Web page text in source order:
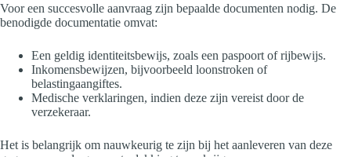
Voor een succesvolle aanvraag zijn bepaalde documenten nodig. De
benodigde documentatie omvat:
Een geldig identiteitsbewijs, zoals een paspoort of rijbewijs.
Inkomensbewijzen, bijvoorbeeld loonstroken of
belastingaangiftes.
Medische verklaringen, indien deze zijn vereist door de
verzekeraar.
Het is belangrijk om nauwkeurig te zijn bij het aanleveren van deze